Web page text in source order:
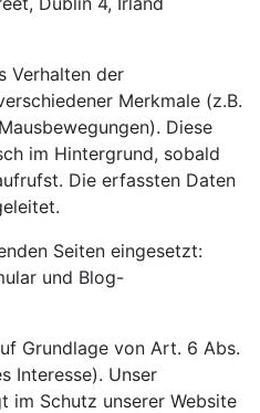
Verhalten der
Merkmale (z.B.
Diese
im Hintergrund, sobald
Die erfassten Daten
Seiten eingesetzt:
und Blog-
Grundlage von Art. 6 Abs.
Interesse). Unser
im Schutz unserer Website